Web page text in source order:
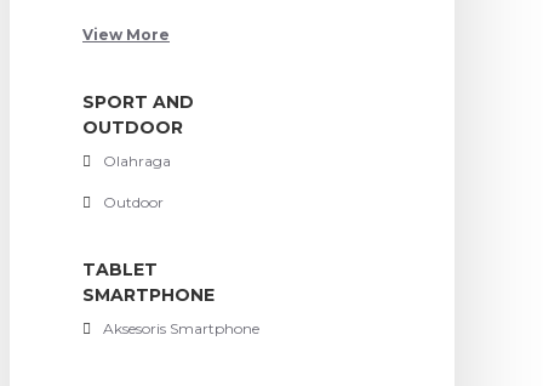
View More
SPORT AND
OUTDOOR
Olahraga
Outdoor
TABLET
SMARTPHONE
Aksesoris Smartphone